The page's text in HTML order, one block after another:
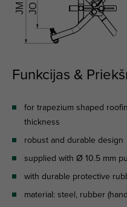
Funkcijas &
for trapezium shaped
thickness
robust and durable design
supplied with Ø 10.5 mm
with durable protective
material: steel, rubber